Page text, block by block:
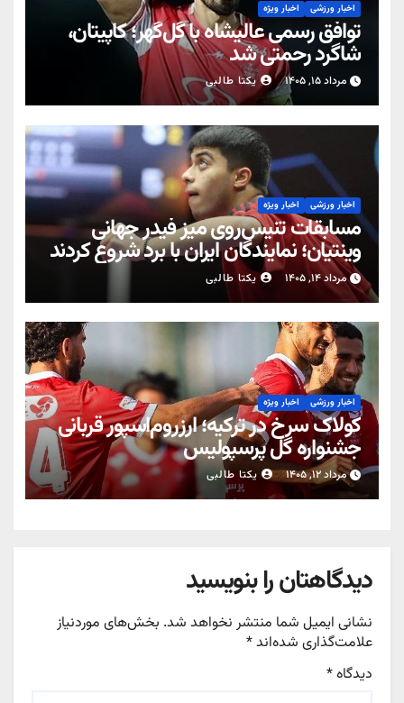
اخبار ورزشی اخبار ویژه
توافق رسمی عالیشاه با گل‌گهر؛ کاپیتان،
شاگرد رحمتی شد
مرداد ۱۵, ۱۴۰۵ یکتا طالبی
اخبار ورزشی اخبار ویژه
مسابقات تنیس‌روی میز فیدر جهانی
وینتیان؛ نمایندگان ایران با برد شروع کردند
مرداد ۱۴, ۱۴۰۵ یکتا طالبی
اخبار ورزشی اخبار ویژه
کولاک سرخ در ترکیه؛ ارزروم‌اسپور قربانی
جشنواره گل پرسپولیس
مرداد ۱۲, ۱۴۰۵ یکتا طالبی
دیدگاهتان را بنویسید
نشانی ایمیل شما منتشر نخواهد شد. بخش‌های موردنیاز
علامت‌گذاری شده‌اند*
دیدگاه*